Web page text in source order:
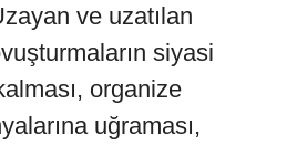
ve uzatılan
siyasi
organize
uğraması,